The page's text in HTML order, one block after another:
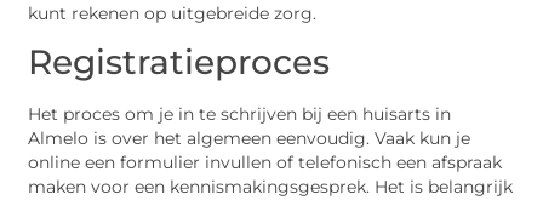
kunt rekenen op uitgebreide zorg.
Registratieproces
Het proces om je in te schrijven bij een huisarts in
Almelo is over het algemeen eenvoudig. Vaak kun je
online een formulier invullen of telefonisch een afspraak
maken voor een kennismakingsgesprek. Het is belangrijk